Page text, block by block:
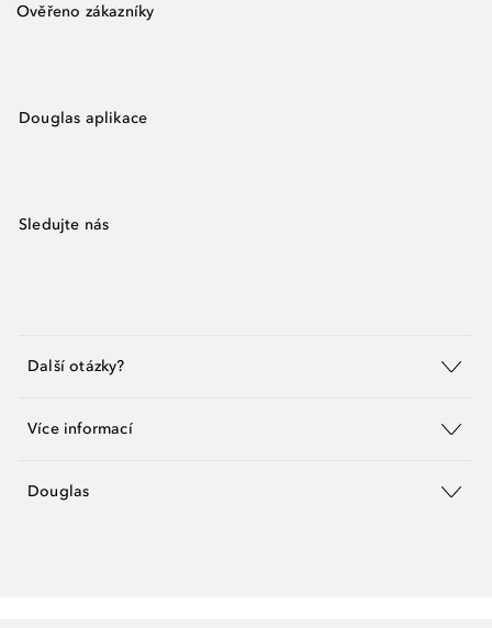
Ověřeno zákazníky
Douglas aplikace
Sledujte nás
Další otázky?
Více informací
Douglas